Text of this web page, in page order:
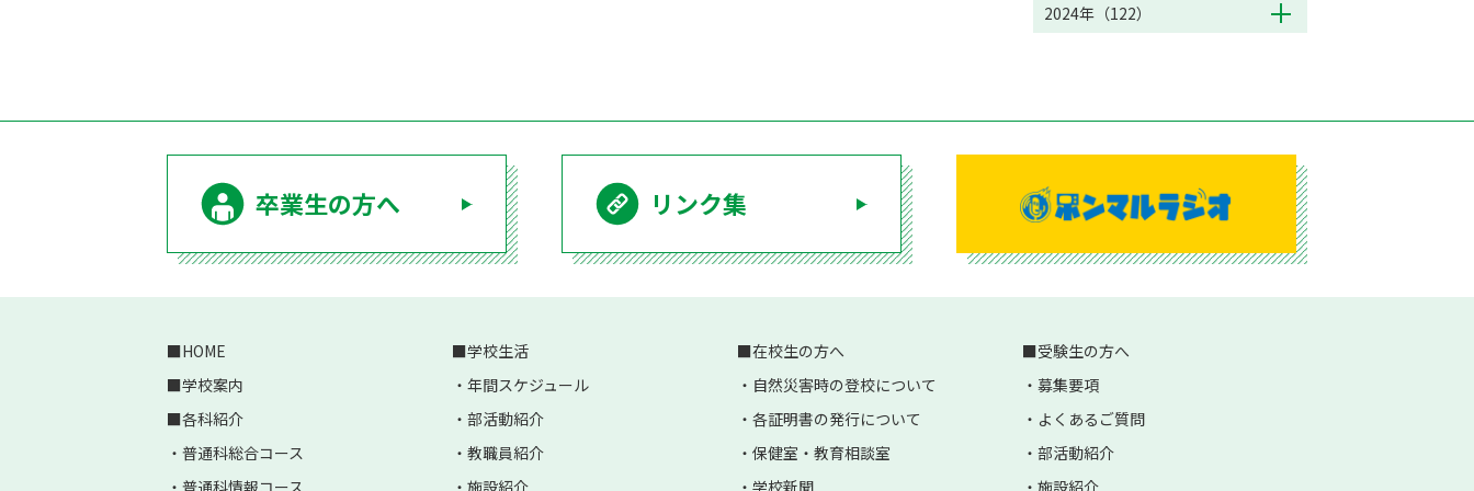
2024年（122）
卒業生の方へ リンク集
HOME
学校案内
各科紹介
普通科総合コース
普通科情報コース
学校生活
年間スケジュール
部活動紹介
教職員紹介
施設紹介
在校生の方へ
自然災害時の登校について
各証明書の発行について
保健室・教育相談室
学校新聞
受験生の方へ
募集要項
よくあるご質問
部活動紹介
施設紹介